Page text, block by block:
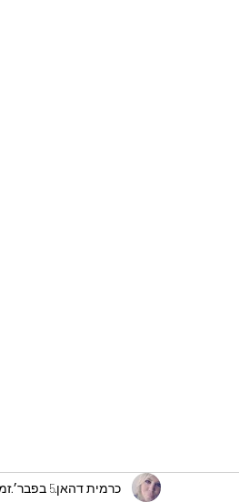
כרמית דהאן5 בפבר׳